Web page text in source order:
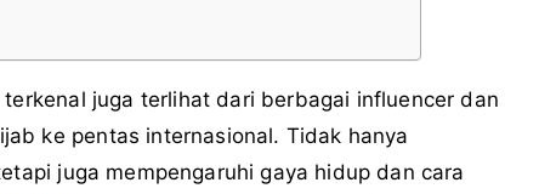
juga terlihat dari berbagai influencer dan
ke pentas internasional. Tidak hanya
juga mempengaruhi gaya hidup dan cara